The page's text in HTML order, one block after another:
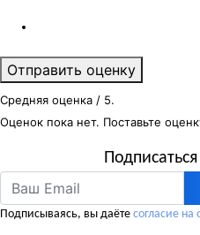
Отправить оценку
Средняя оценка / 5.
Оценок пока нет. Поставьте
Подписываясь, вы даёте согласие на